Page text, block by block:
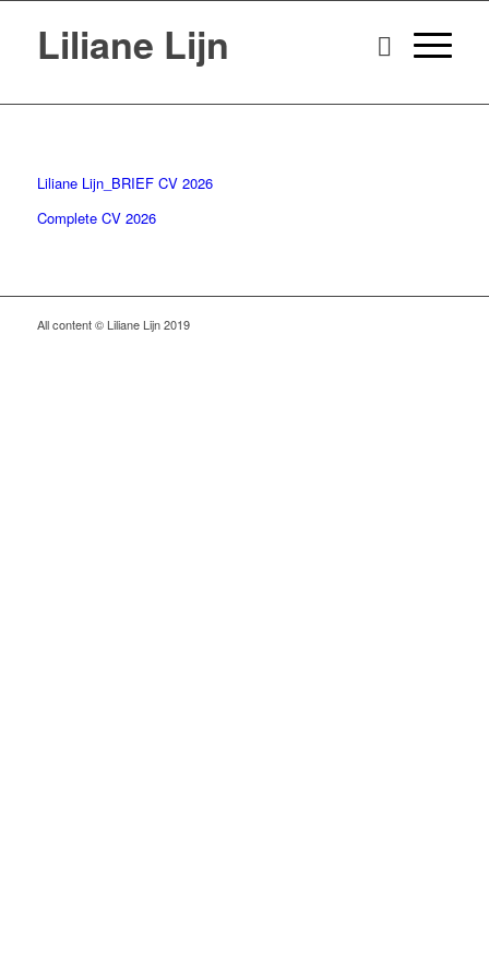
Liliane Lijn
Liliane Lijn_BRIEF CV 2026
Complete CV 2026
All content © Liliane Lijn 2019